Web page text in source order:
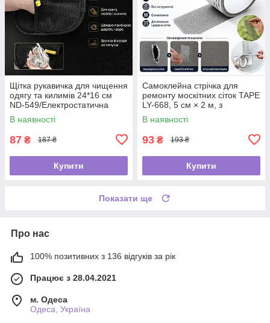
Щітка рукавичка для чищення
одягу та килимів 24*16 см
ND-549/Електростатична
рукавичка від шерсті
В наявності
87 ₴ 187 ₴
Купити
Самоклейна стрічка для
ремонту москітних сіток TAPE
LY-668, 5 см × 2 м, з
фібергласу
В наявності
93 ₴ 193 ₴
Купити
Показати ще
Про нас
100% позитивних з 136 відгуків за рік
Працює з 28.04.2021
м. Одеса
Одеса, Україна